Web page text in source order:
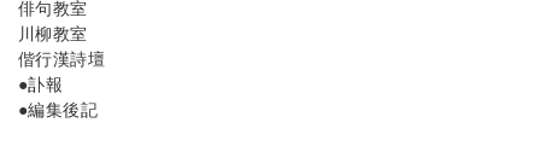
俳句教室
川柳教室
偕行漢詩壇
●訃報
●編集後記